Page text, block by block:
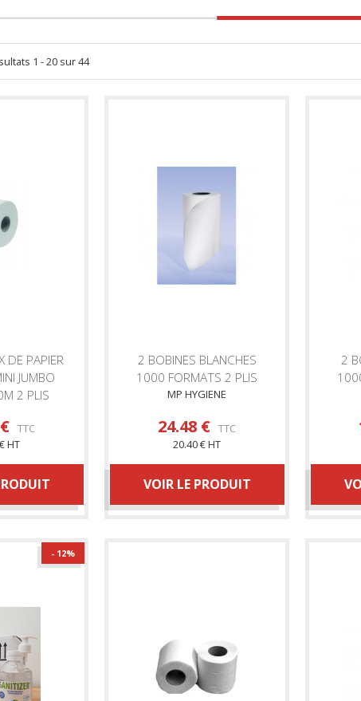
1 - 20 sur 44
DE PAPIER
JUMBO
2 PLIS
TTC
HT
2 BOBINES BLANCHES
1000 FORMATS 2 PLIS
MP HYGIENE
24.48 € TTC
20.40 € HT
VOIR LE PRODUIT
2
- 12%